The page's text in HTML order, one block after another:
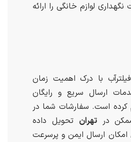
لوازم خانگی را ارائه
با درک اهمیت زمان
ارسال سریع و رایگان
کرده است. سفارشات شما در
ممکن درتهران تحویل داده
ارسال ایمن و پرسرعت